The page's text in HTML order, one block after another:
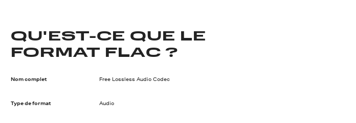
QU'EST-CE QUE LE
FORMAT FLAC ?
Nom complet Free Lossless Audio Codec
Type de format Audio